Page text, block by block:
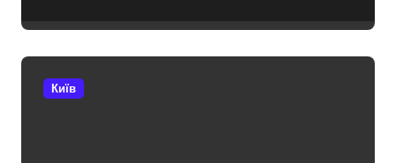
керівник покинув місто
Київ